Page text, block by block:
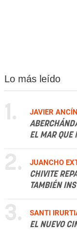
Lo más leído
1.
JAVIER ANCÍN
EL MAR QUE
2.
JUANCHO
CHIVITE
TAMBIÉN
3.
SANTI
EL NUEVO